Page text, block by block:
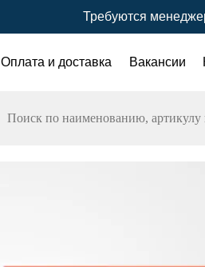
Требуются
Оплата и доставка Вакансии